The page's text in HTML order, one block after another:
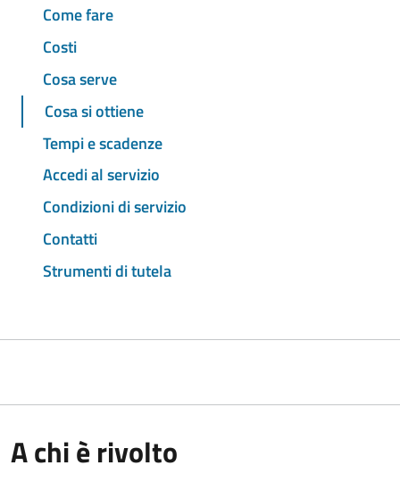
Come fare
Costi
Cosa serve
Cosa si ottiene
Tempi e scadenze
Accedi al servizio
Condizioni di servizio
Contatti
Strumenti di tutela
A chi è rivolto